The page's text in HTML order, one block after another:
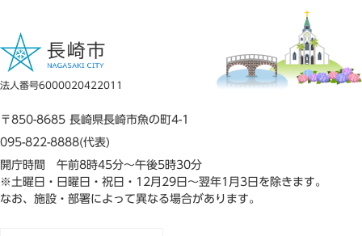
法人番号6000020422011
〒850-8685 長崎県長崎市魚の町4-1
095-822-8888(代表)
開庁時間 午前8時45分～午後5時30分
※土曜日・日曜日・祝日・12月29日～翌年1月3日を除きます。
なお、施設・部署によって異なる場合があります。